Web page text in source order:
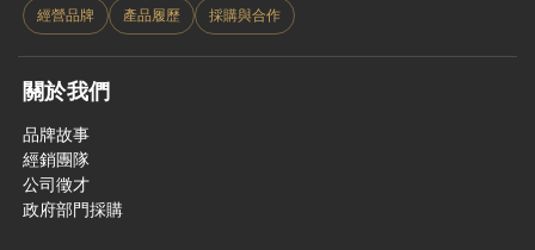
經營品牌 產品履歷 採購與合作
關於我們
品牌故事
經銷團隊
公司徵才
政府部門採購